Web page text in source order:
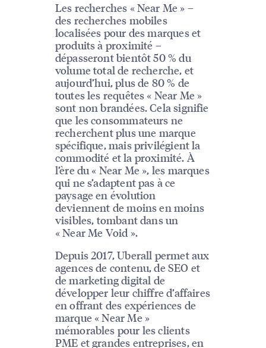
Les recherches « Near Me » –
des recherches mobiles
localisées pour des marques et
produits à proximité –
dépasseront bientôt 50 % du
volume total de recherche, et
aujourd’hui, plus de 80 % de
toutes les requêtes « Near Me »
sont non brandées. Cela signifie
que les consommateurs ne
recherchent plus une marque
spécifique, mais privilégient la
commodité et la proximité. À
l’ère du « Near Me », les marques
qui ne s’adaptent pas à ce
paysage en évolution
deviennent de moins en moins
visibles, tombant dans un
« Near Me Void ».
Depuis 2017, Uberall permet aux
agences de contenu, de SEO et
de marketing digital de
développer leur chiffre d’affaires
en offrant des expériences de
marque « Near Me »
mémorables pour les clients
PME et grandes entreprises, en